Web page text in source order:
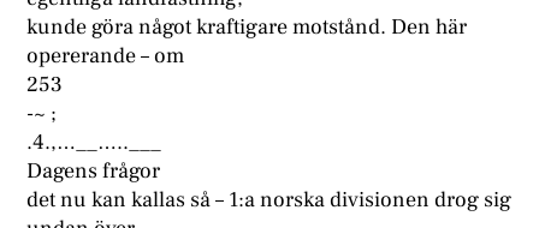
kunde göra något kraftigare motstånd. Den här
opererande – om
253
-~ ;
.4.,…__…..___
Dagens frågor
det nu kan kallas så – 1:a norska divisionen drog sig